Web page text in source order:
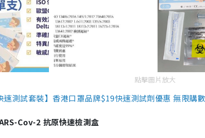
點擊圖片放大
速測試套裝】香港口罩品牌$19快速測試劑優惠 無限購
Cov-2 抗原快速檢測盒